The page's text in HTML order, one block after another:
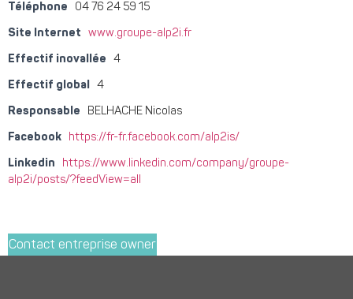
Téléphone 04 76 24 59 15
Site Internet www.groupe-alp2i.fr
Effectif inovallée 4
Effectif global 4
Responsable BELHACHE Nicolas
Facebook https://fr-fr.facebook.com/alp2is/
Linkedin
https://www.linkedin.com/company/groupe-
alp2i/posts/?feedView=all
Contact entreprise owner